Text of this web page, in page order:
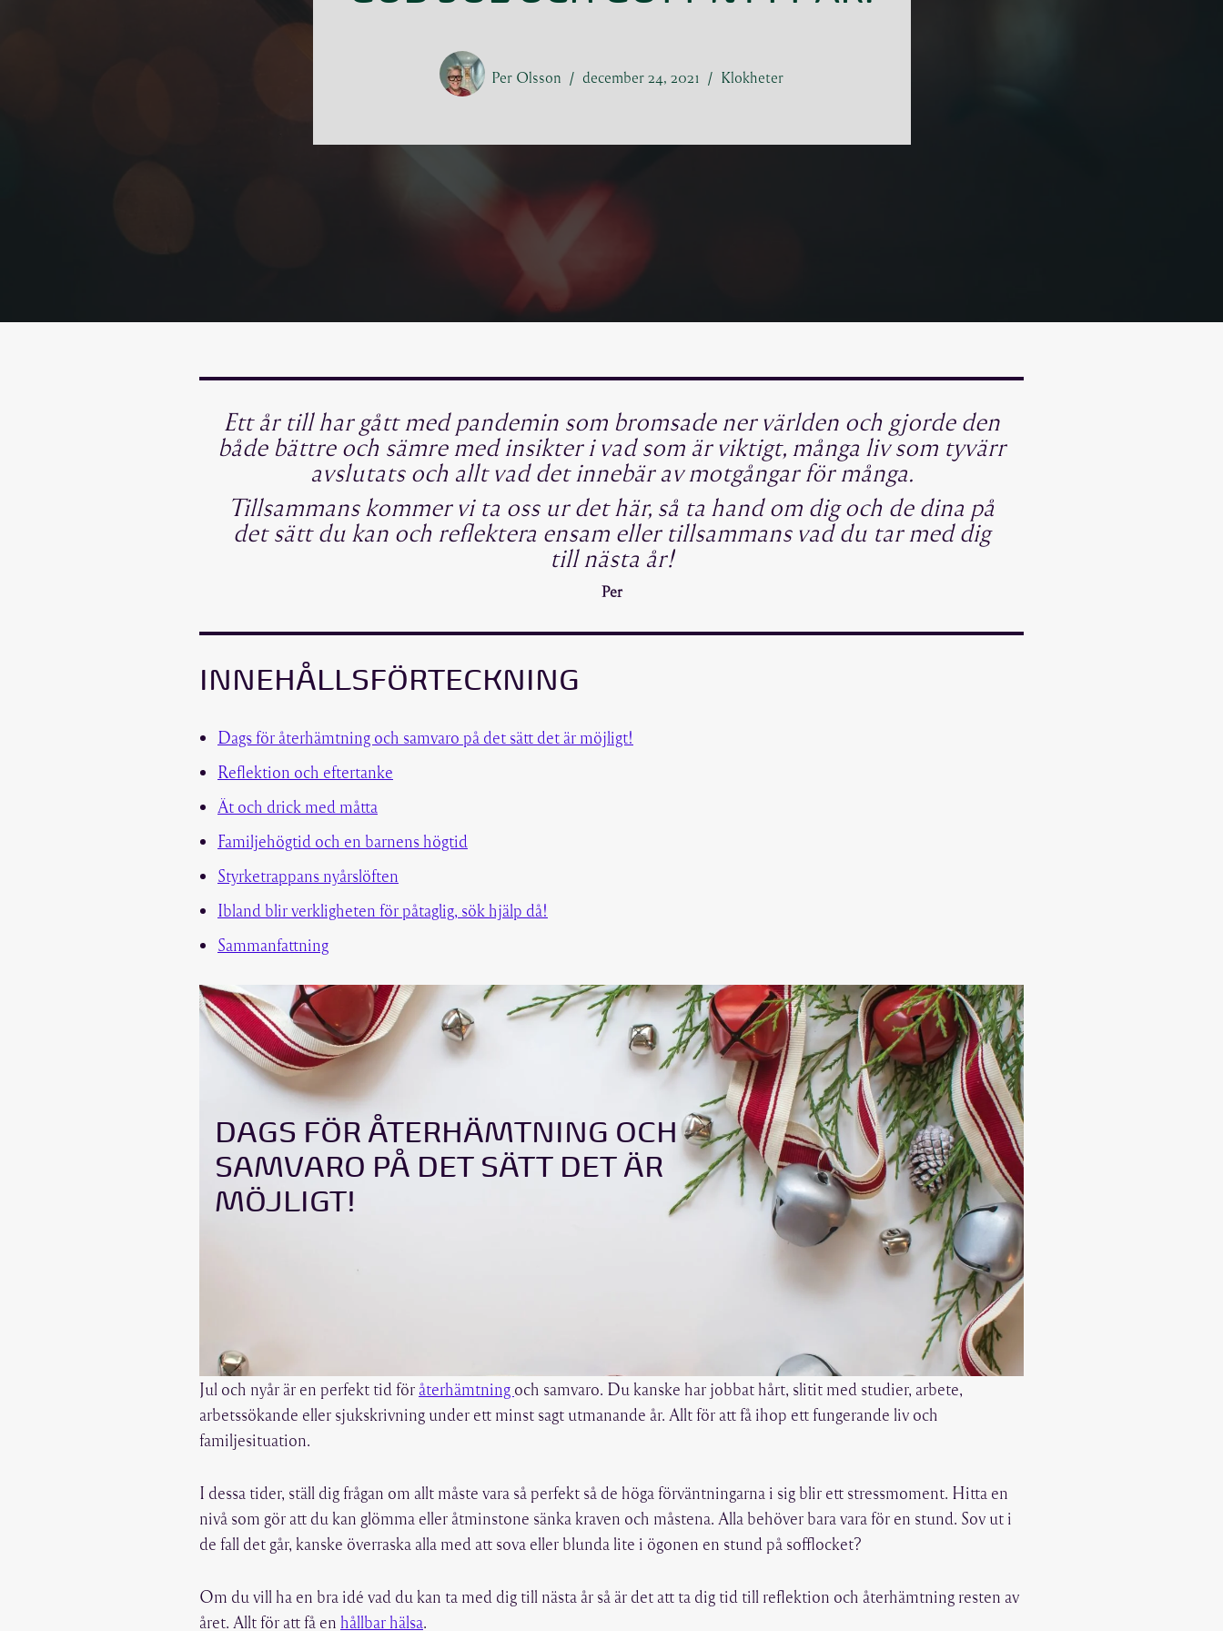
Per Olsson december 24, 2021 Klokheter
Ett år till har gått med pandemin som bromsade ner världen och gjorde den
både bättre och sämre med insikter i vad som är viktigt, många liv som tyvärr
avslutats och allt vad det innebär av motgångar för många.
Tillsammans kommer vi ta oss ur det här, så ta hand om dig och de dina på
det sätt du kan och reflektera ensam eller tillsammans vad du tar med dig
till nästa år!
Per
INNEHÅLLSFÖRTECKNING
Dags för återhämtning och samvaro på det sätt det är möjligt!
Reflektion och eftertanke
Ät och drick med måtta
Familjehögtid och en barnens högtid
Styrketrappans nyårslöften
Ibland blir verkligheten för påtaglig, sök hjälp då!
Sammanfattning
DAGS FÖR ÅTERHÄMTNING OCH
SAMVARO PÅ DET SÄTT DET ÄR
MÖJLIGT!
Jul och nyår är en perfekt tid för återhämtning och samvaro. Du kanske har jobbat hårt, slitit med studier, arbete,
arbetssökande eller sjukskrivning under ett minst sagt utmanande år. Allt för att få ihop ett fungerande liv och
familjesituation.
I dessa tider, ställ dig frågan om allt måste vara så perfekt så de höga förväntningarna i sig blir ett stressmoment. Hitta en
nivå som gör att du kan glömma eller åtminstone sänka kraven och måstena. Alla behöver bara vara för en stund. Sov ut i
de fall det går, kanske överraska alla med att sova eller blunda lite i ögonen en stund på sofflocket?
Om du vill ha en bra idé vad du kan ta med dig till nästa år så är det att ta dig tid till reflektion och återhämtning resten av
året. Allt för att få en hållbar hälsa.